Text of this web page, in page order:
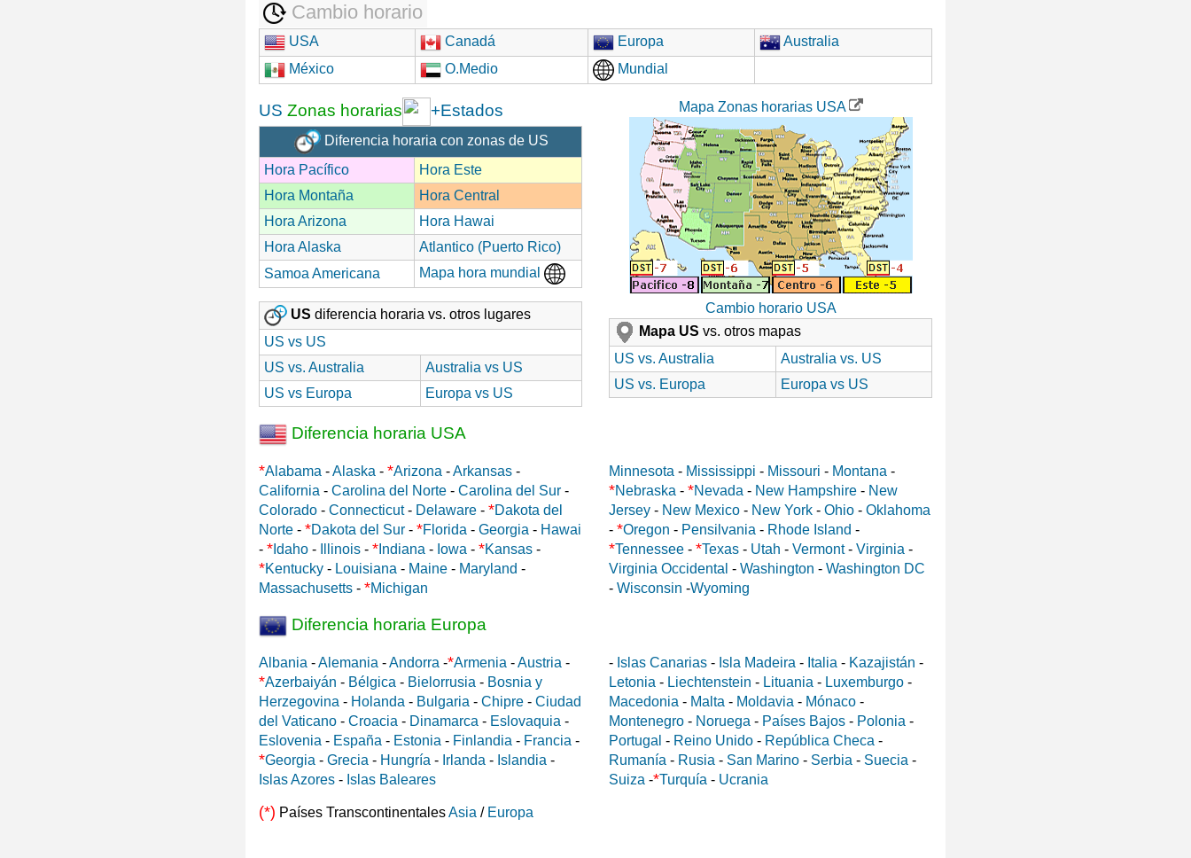
Cambio horario
USA Canadá Europa
Australia
México
O.Medio Mundial
US Zonas horarias +Estados
Diferencia horaria con zonas de US
Hora Pacífico
Hora Este
Hora Montaña
Hora Central
Hora Arizona
Hora Hawai
Hora Alaska
Atlantico (Puerto Rico)
Samoa Americana
Mapa hora mundial
US diferencia horaria vs. otros lugares
US vs US
US vs. Australia
Australia vs US
US vs Europa
Europa vs US
Mapa Zonas horarias USA
Cambio horario USA
Mapa US vs. otros mapas
US vs. Australia
Australia vs. US
US vs. Europa
Europa vs US
Diferencia horaria USA
*Alabama -Alaska - *Arizona -Arkansas -
California - Carolina del Norte - Carolina del Sur -
Colorado - Connecticut- Delaware - *Dakota del
Norte - *Dakota del Sur - *Florida - Georgia - Hawai
- * Idaho - Illinois - * Indiana - Iowa - *Kansas -
*Kentucky - Louisiana - Maine - Maryland -
Massachusetts - *Michigan
Minnesota - Mississippi - Missouri - Montana -
*Nebraska - *Nevada - New Hampshire - New
Jersey - New Mexico - New York - Ohio - Oklahoma
- *Oregon - Pensilvania - Rhode Island -
*Tennessee - *Texas - Utah - Vermont- Virginia -
Virginia Occidental - Washington - Washington DC
- Wisconsin -Wyoming
Diferencia horaria Europa
Albania -Alemania -Andorra -*Armenia -Austria -
*Azerbaiyán - Bélgica - Bielorrusia - Bosnia y
Herzegovina - Holanda - Bulgaria - Chipre - Ciudad
del Vaticano - Croacia - Dinamarca - Eslovaquia -
Eslovenia - España - Estonia - Finlandia - Francia -
*Georgia - Grecia - Hungría - Irlanda - Islandia -
Islas Azores - Islas Baleares
- Islas Canarias - Isla Madeira - Italia - Kazajistán -
Letonia - Liechtenstein - Lituania - Luxemburgo -
Macedonia - Malta - Moldavia - Mónaco -
Montenegro - Noruega - Países Bajos - Polonia -
Portugal - Reino Unido - República Checa -
Rumanía - Rusia - San Marino - Serbia - Suecia -
Suiza -*Turquía - Ucrania
(*) Países TranscontinentalesAsia / Europa